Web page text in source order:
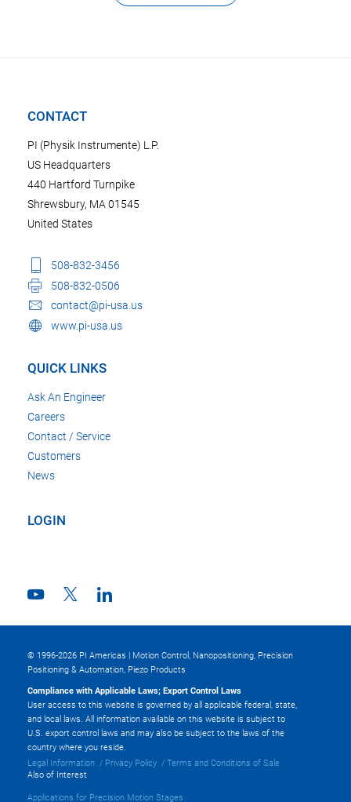
CONTACT
PI (Physik Instrumente) L.P.
US Headquarters
440 Hartford Turnpike
Shrewsbury, MA 01545
United States
508-832-3456
508-832-0506
contact@pi-usa.us
www.pi-usa.us
QUICK LINKS
Ask An Engineer
Careers
Contact / Service
Customers
News
LOGIN
© 1996-2026 PI Americas | Motion Control, Nanopositioning, Precision
Positioning & Automation, Piezo Products
Compliance with Applicable Laws; Export Control Laws
User access to this website is governed by all applicable federal, state,
and local laws. All information available on this website is subject to
U.S. export control laws and may also be subject to the laws of the
country where you reside.
Legal Information
Privacy Policy
Terms and Conditions of Sale
Also of Interest
Applications for Precision Motion Stages